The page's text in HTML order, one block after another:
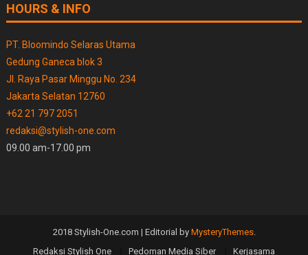
HOURS & INFO
PT. Bloomindo Selaras Utama
Gedung Ganeca blok 3
Jl. Raya Pasar Minggu No. 234
Jakarta Selatan 12760
+62 21 797 2051
redaksi@stylish-one.com
09.00 am-17.00 pm
2018 Stylish-One.com | Editorial by MysteryThemes.
Redaksi Stylish One
Pedoman Media Siber Kerjasama